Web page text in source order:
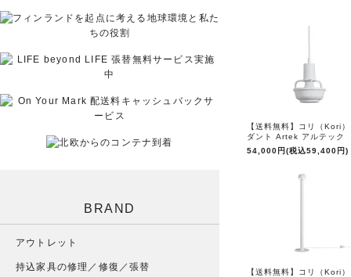
【送料無料】コリ（Kori
ダント Artek アルテック
54,000円(税込59,400円)
【送料無料】コリ（Kori
BRAND
アウトレット
持込家具の修理／修復／張替